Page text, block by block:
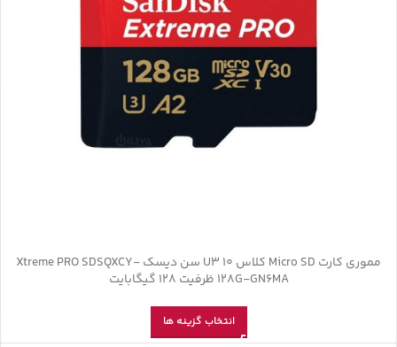
مموری کارت Micro SD کلاس U3 10 سن دیسک Xtreme PRO SDSQXCY-
128G-GN6MA ظرفیت 128 گیگابایت
انتخاب گزینه ها